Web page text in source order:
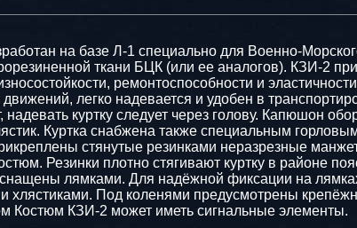
на базе Л-1 специально для Военно-
ткани БЦК (или ее аналогов). КЗИ-2
ремонтоспособности и
легко надевается и удобен в
куртку следует через голову. Капюшон
Куртка снабжена также специальным
стянутые резинками неразрезные
Резинки плотно стягивают куртку в районе
лямками. Для надёжной фиксации на
хлястиками. Под коленями предусмотрены
Костюм КЗИ-2 может иметь сигнальные элементы.